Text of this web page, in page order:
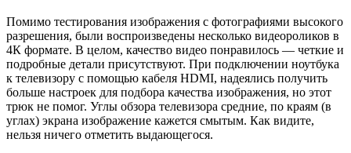
Помимо тестирования изображения с фотографиями высокого
разрешения, были воспроизведены несколько видеороликов в
4К формате. В целом, качество видео понравилось — четкие и
подробные детали присутствуют. При подключении ноутбука
к телевизору с помощью кабеля HDMI, надеялись получить
больше настроек для подбора качества изображения, но этот
трюк не помог. Углы обзора телевизора средние, по краям (в
углах) экрана изображение кажется смытым. Как видите,
нельзя ничего отметить выдающегося.